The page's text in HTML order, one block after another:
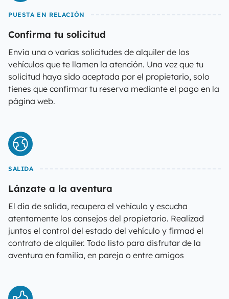
PUESTA EN RELACIÓN
Confirma tu solicitud
Envía una o varias solicitudes de alquiler de los
vehículos que te llamen la atención. Una vez que tu
solicitud haya sido aceptada por el propietario, solo
tienes que confirmar tu reserva mediante el pago en la
página web.
SALIDA
Lánzate a la aventura
El día de salida, recupera el vehículo y escucha
atentamente los consejos del propietario. Realizad
juntos el control del estado del vehículo y firmad el
contrato de alquiler. Todo listo para disfrutar de la
aventura en familia, en pareja o entre amigos